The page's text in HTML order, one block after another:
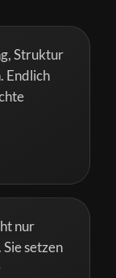
Struktur
Endlich
nur
setzen